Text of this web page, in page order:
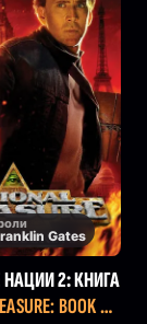
Gates
2: КНИГА
BOOK OF